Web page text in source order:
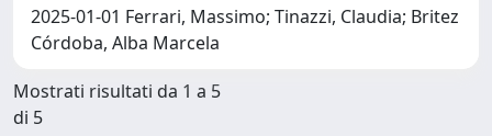
2025-01-01 Ferrari, Massimo; Tinazzi, Claudia; Britez
Córdoba, Alba Marcela
Mostrati risultati da 1 a 5
di 5